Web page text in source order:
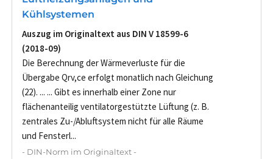
Kühlsystemen
Auszug im Originaltext aus DIN V 18599-6
(2018-09)
Die Berechnung der Wärmeverluste für die
Übergabe Qrv,ce erfolgt monatlich nach Gleichung
(22). ... ... Gibt es innerhalb einer Zone nur
flächenanteilig ventilatorgestützte Lüftung (z. B.
zentrales Zu-/Abluftsystem nicht für alle Räume
und Fensterl...
- DIN-Norm im Originaltext -